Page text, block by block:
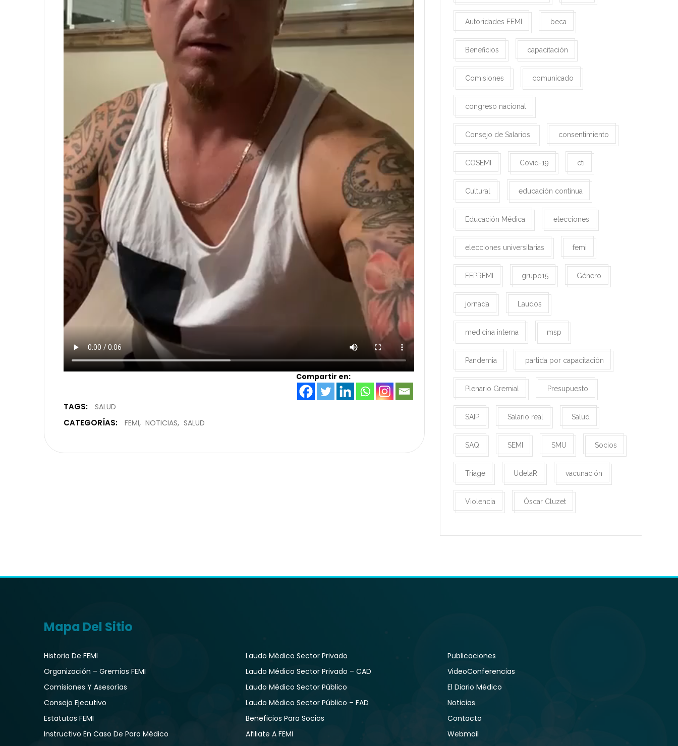
Compartir en:
TAGS: SALUD
CATEGORÍAS: FEMI NOTICIAS SALUD
Autoridades FEMI beca
Beneficios capacitación
Comisiones comunicado
congreso nacional
Consejo de Salarios consentimiento
COSEMI Covid-19 cti
Cultural educación continua
Educación Médica elecciones
elecciones universitarias femi
FEPREMI grupo15 Género
jornada Laudos
medicina interna msp
Pandemia partida por capacitación
Plenario Gremial Presupuesto
SAIP Salario real Salud
SAQ SEMI SMU Socios
Triage UdelaR vacunación
Violencia Óscar Cluzet
Mapa Del Sitio
Historia De FEMI
Organización – Gremios FEMI
Comisiones Y Asesorías
Consejo Ejecutivo
Estatutos FEMI
Instructivo En Caso De Paro Médico
Laudo Médico Sector Privado
Laudo Médico Sector Privado – CAD
Laudo Médico Sector Público
Laudo Médico Sector Público – FAD
Beneficios Para Socios
Afiliate A FEMI
Publicaciones
VideoConferencias
El Diario Médico
Noticias
Contacto
Webmail